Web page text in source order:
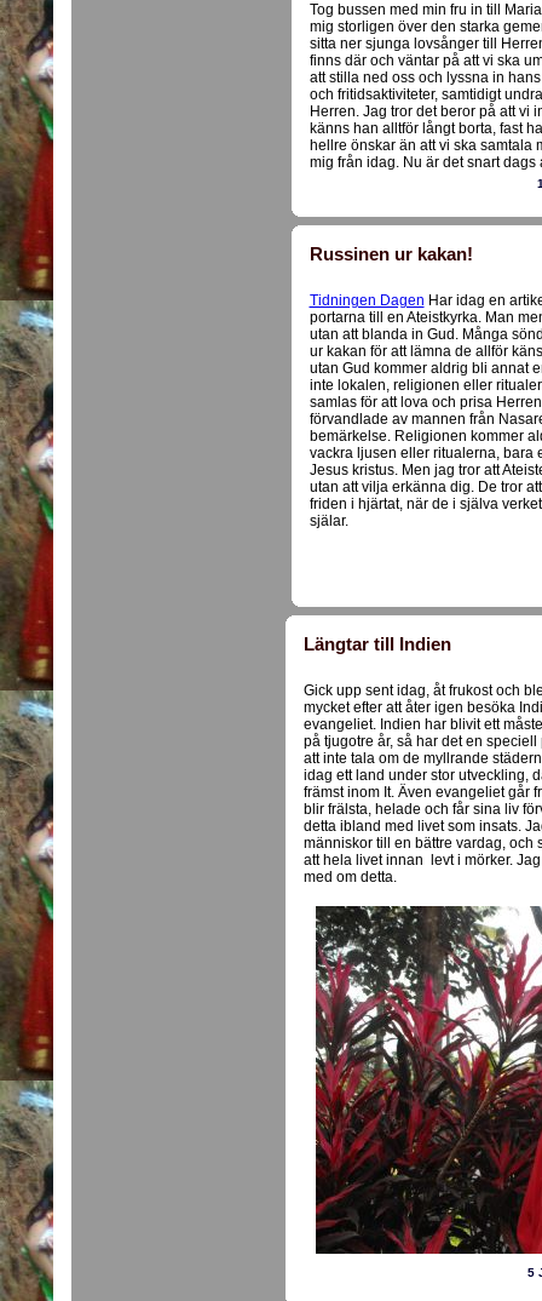
Tog bussen med min fru in till
mig storligen över den starka
sitta ner sjunga lovsånger till
finns där och väntar på att vi ska
att stilla ned oss och lyssna in
och fritidsaktiviteter, samtidigt
Herren. Jag tror det beror på att vi
känns han alltför långt borta, fast
hellre önskar än att vi ska samtala
mig från idag. Nu är det snart
Russinen ur kakan!
Tidningen Dagen Har idag en
portarna till en Ateistkyrka. Man
utan att blanda in Gud. Många
ur kakan för att lämna de allför
utan Gud kommer aldrig bli annat
inte lokalen, religionen eller
samlas för att lova och prisa
förvandlade av mannen från
bemärkelse. Religionen kommer
vackra ljusen eller ritualerna, bara
Jesus kristus. Men jag tror att
utan att vilja erkänna dig. De tror
friden i hjärtat, när de i själva
själar.
Längtar till Indien
Gick upp sent idag, åt frukost och
mycket efter att åter igen besöka
evangeliet. Indien har blivit ett
på tjugotre år, så har det en
att inte tala om de myllrande
idag ett land under stor utveckling,
främst inom It. Även evangeliet går
blir frälsta, helade och får sina liv
detta ibland med livet som insats.
människor till en bättre vardag, och
att hela livet innan levt i mörker.
med om detta.
5